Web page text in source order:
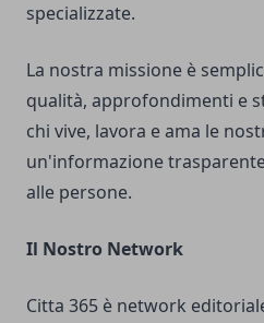
specializzate.
La nostra missione è
qualità, approfondimenti e
chi vive, lavora e ama le
un'informazione
alle persone.
Il Nostro Network
Citta 365 è network